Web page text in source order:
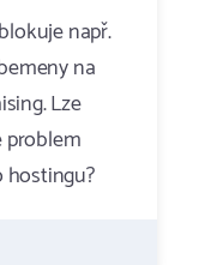
např.
na
Lze
problem
hostingu?